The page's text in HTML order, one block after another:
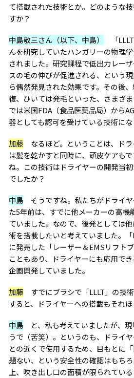
て搭載された技術とか。どのような
すか？
中島敬三さん（以下、中島）
「
んを研究していたハンガリーの物理
されました。研究課程で低出力レー
スの毛の伸びが促進される、という
ら偶然発見された効果です。その後
復、ひいては発毛といった、さまざ
では米国FDA（食品医薬品局）から
器としても認可を受けている技術にな
加藤なるほど。ということは、ドラ
は髪を乾かすと同時に、頭皮ケアも
ね。この技術はドライヤーの開発当
でしたか？
中島そうですね。私たちがドライヤ
た5年前は、すでに他メーカーの高機
ていました。なので、後発としては
術を搭載したいと考えていました。
に発売した「レーザー＆EMSリフト
こともあり、ドライヤーにも応用でき
企画開発していました。
加藤すでにブラシで「LLLT」の技
すると、ドライヤーへの搭載もそれ
中島と、私も考えていましたが、現
うで（苦笑）。というのも、ドライ
との近くで使用するため、目もとに
題ない、という安全性の確認はもち
上、吹き出し口の面積が限られてい